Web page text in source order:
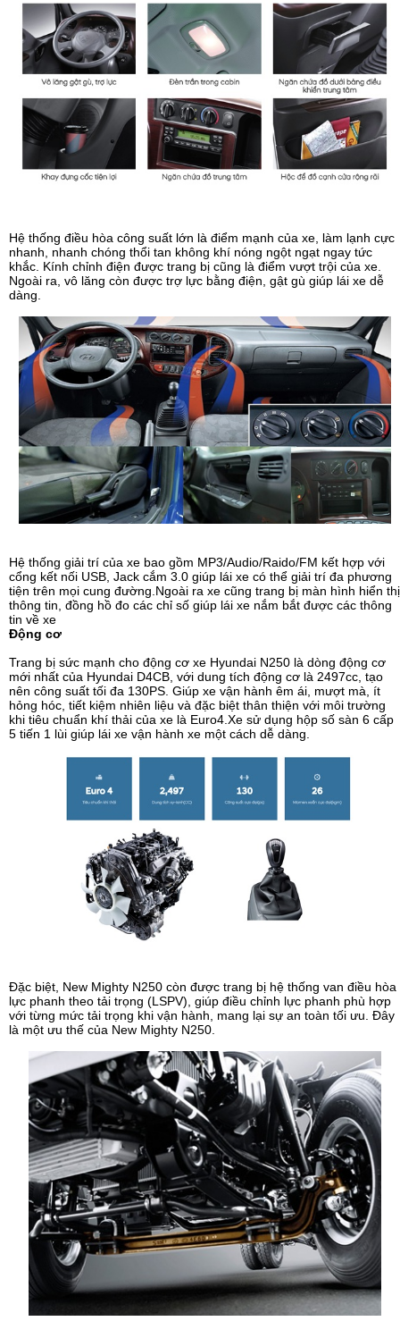
Hệ thống điều hòa công suất lớn là điểm mạnh của xe, làm lạnh cực
nhanh, nhanh chóng thổi tan không khí nóng ngột ngạt ngay tức
khắc. Kính chỉnh điện được trang bị cũng là điểm vượt trội của xe.
Ngoài ra, vô lăng còn được trợ lực bằng điện, gật gù giúp lái xe dễ
dàng.
Hệ thống giải trí của xe bao gồm MP3/Audio/Raido/FM kết hợp với
cổng kết nối USB, Jack cắm 3.0 giúp lái xe có thể giải trí đa phương
tiện trên mọi cung đường.Ngoài ra xe cũng trang bị màn hình hiển thị
thông tin, đồng hồ đo các chỉ số giúp lái xe nắm bắt được các thông
tin về xe
Động cơ
Trang bị sức mạnh cho động cơ xe Hyundai N250 là dòng động cơ
mới nhất của Hyundai D4CB, với dung tích động cơ là 2497cc, tạo
nên công suất tối đa 130PS. Giúp xe vận hành êm ái, mượt mà, ít
hỏng hóc, tiết kiệm nhiên liệu và đặc biệt thân thiện với môi trường
khi tiêu chuẩn khí thải của xe là Euro4.Xe sử dụng hộp số sàn 6 cấp
5 tiến 1 lùi giúp lái xe vận hành xe một cách dễ dàng.
Đặc biệt, New Mighty N250 còn được trang bị hệ thống van điều hòa
lực phanh theo tải trọng (LSPV), giúp điều chỉnh lực phanh phù hợp
với từng mức tải trọng khi vận hành, mang lại sự an toàn tối ưu. Đây
là một ưu thế của New Mighty N250.